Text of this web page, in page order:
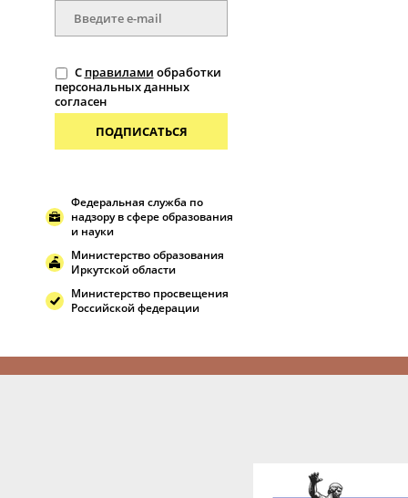
С правилами обработки
персональных данных
согласен
ПОДПИСАТЬСЯ
Федеральная служба по
надзору в сфере образования
и науки
Министерство образования
Иркутской области
Министерство просвещения
Российской федерации